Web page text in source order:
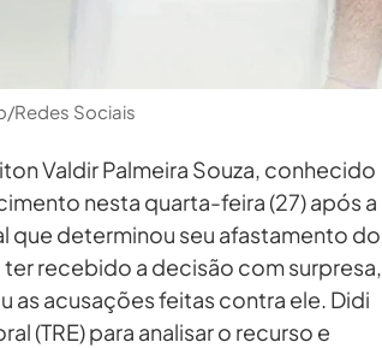
Redes Sociais
Valdir Palmeira Souza, conhecido
nesta quarta-feira (27) após a
que determinou seu afastamento do
recebido a decisão com surpresa,
acusações feitas contra ele. Didi
(TRE) para analisar o recurso e